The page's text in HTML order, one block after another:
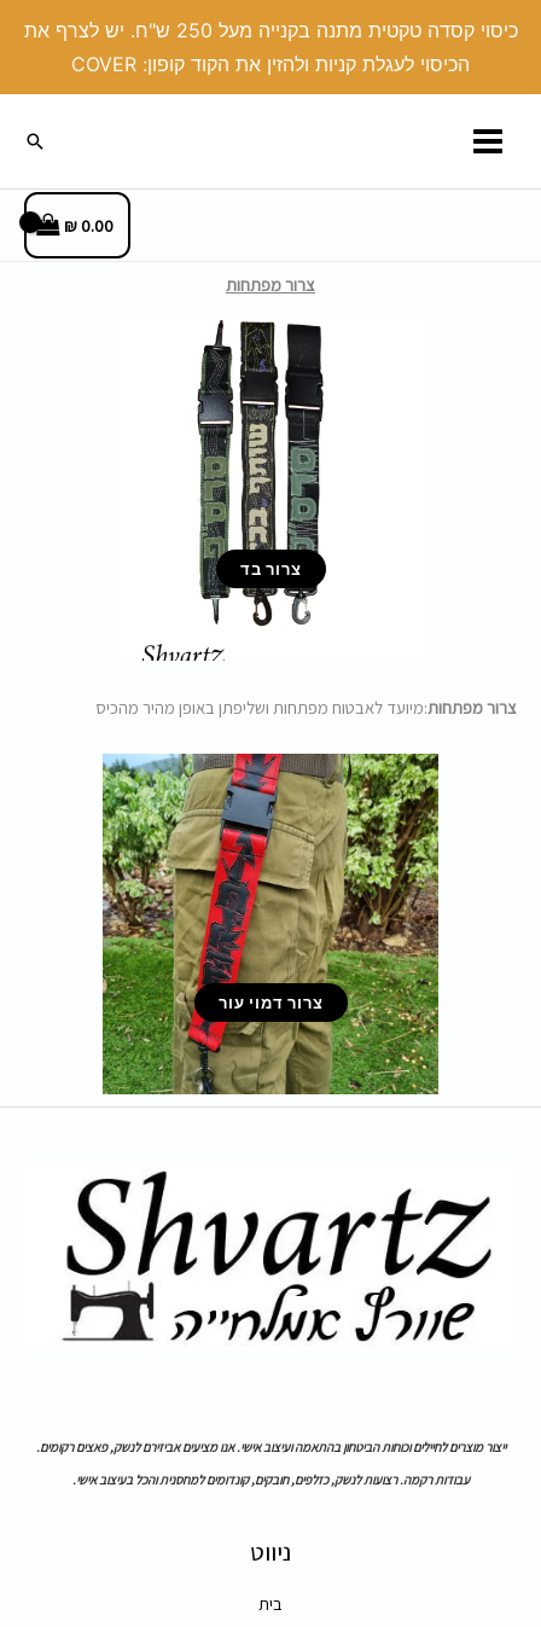
כיסוי קסדה טקטית מתנה בקנייה מעל 250 ש"ח. יש לצרף את
הכיסוי לעגלת קניות ולהזין את הקוד קופון: COVER
חיפוש
0.00
₪
צרור מפתחות
צרור בד
צרור מפתחות:מיועד לאבטוח מפתחות ושליפתן באופן מהיר מהכיס
צרור דמוי עור
ייצור מוצרים לחיילים וכוחות הביטחון בהתאמה ועיצוב אישי. אנו מציעים אביזירם לנשק, פאצים רקומים.
עבודות רקמה. רצועות לנשק, כזלפים, חובקים, קונדומים למחסנית והכל בעיצוב אישי.
ניווט
בית